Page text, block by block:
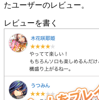
たユーザーのレビュー。
レビューを書く